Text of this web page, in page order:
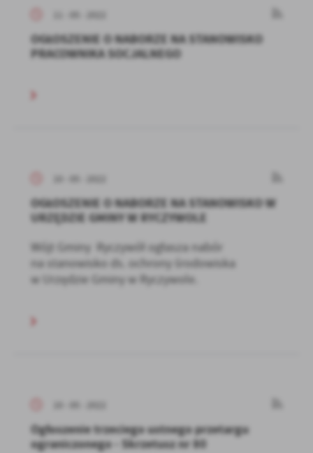
OGŁOSZENIE O NABORZE NA STANOWISKO
PRACOWNIKA SOCJALNEGO
OGŁOSZENIE O NABORZE NA STANOWISKO W
URZĘDZIE GMINY W RYCZYWOLE
Wójt Gminy Ryczywół ogłasza nabór
na stanowisko ds. ochrony środowiska
w Urzędzie Gminy w Ryczywole.
Ogłoszenie trzeciego ustnego przetargu
ograniczonego - Skrzetusz nr 80